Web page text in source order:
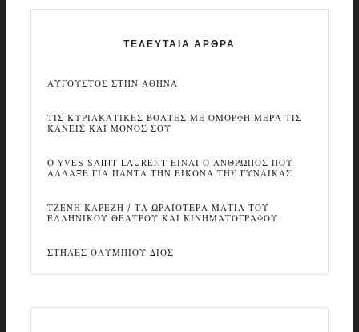
ΤΕΛΕΥΤΑΙΑ ΑΡΘΡΑ
ΑΥΓΟΥΣΤΟΣ ΣΤΗΝ ΑΘΗΝΑ
ΤΙΣ ΚΥΡΙΑΚΑΤΙΚΕΣ ΒΟΛΤΕΣ ΜΕ ΟΜΟΡΦΗ ΜΕΡΑ ΤΙΣ
ΚΑΝΕΙΣ ΚΑΙ ΜΟΝΟΣ ΣΟΥ
Ο YVES SAINT LAURENT ΕΙΝΑΙ Ο ΑΝΘΡΩΠΟΣ ΠΟΥ
ΑΛΛΑΞΕ ΓΙΑ ΠΑΝΤΑ ΤΗΝ ΕΙΚΟΝΑ ΤΗΣ ΓΥΝΑΙΚΑΣ
ΤΖΕΝΗ ΚΑΡΕΖΗ / ΤΑ ΩΡΑΙΟΤΕΡΑ ΜΑΤΙΑ ΤΟΥ
ΕΛΛΗΝΙΚΟΥ ΘΕΑΤΡΟΥ ΚΑΙ ΚΙΝΗΜΑΤΟΓΡΑΦΟΥ
ΣΤΗΛΕΣ ΟΛΥΜΠΙΟΥ ΔΙΟΣ